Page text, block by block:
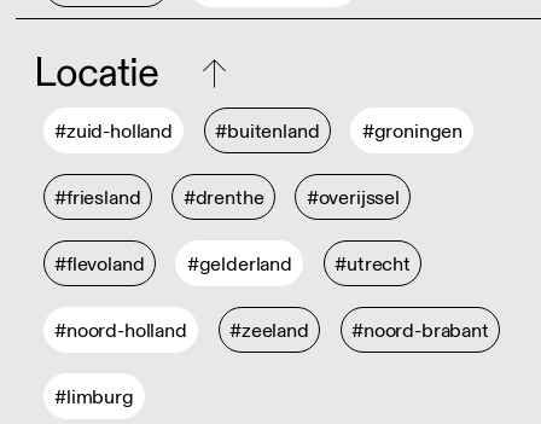
Locatie
#zuid-holland #buitenland #groningen
#friesland #drenthe #overijssel
#flevoland #gelderland #utrecht
#noord-holland #zeeland #noord-brabant
#limburg